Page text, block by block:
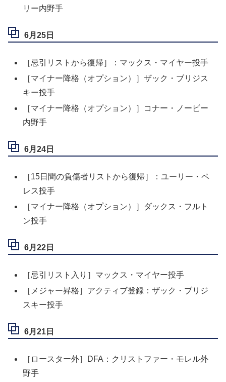
リー内野手
6月25日
［忌引リストから復帰］：マックス・マイヤー投手
［マイナー降格（オプション）］ザック・ブリジス
キー投手
［マイナー降格（オプション）］コナー・ノービー
内野手
6月24日
［15日間の負傷者リストから復帰］：ユーリー・ペ
レス投手
［マイナー降格（オプション）］ダックス・フルト
ン投手
6月22日
［忌引リスト入り］マックス・マイヤー投手
［メジャー昇格］アクティブ登録：ザック・ブリジ
スキー投手
6月21日
［ロースター外］DFA：クリストファー・モレル外
野手